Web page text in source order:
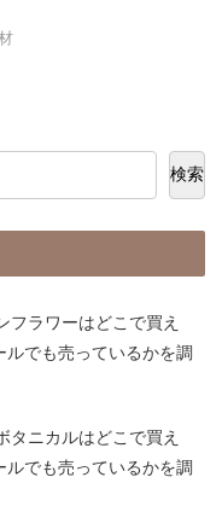
検索
フラワーはどこで買え
でも売っているかを調
タニカルはどこで買え
でも売っているかを調